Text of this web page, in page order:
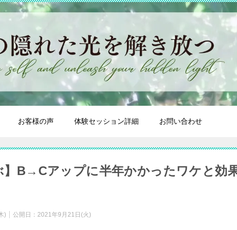
お客様の声 体験セッション詳細 お問い合わせ
】B→Cアップに半年かかったワケと効
) 公開日： 2021年9月21日(火)